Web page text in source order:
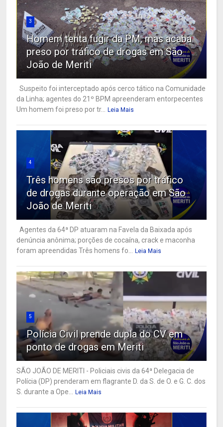
3
Homem tenta fugir da PM, mas acaba
preso por tráfico de drogas em São
João de Meriti
Suspeito foi interceptado após cerco tático na Comunidade
da Linha; agentes do 21º BPM apreenderam entorpecentes
Um homem foi preso por tr... Leia Mais
4
Três homens são presos por tráfico
de drogas durante operação em São
João de Meriti
Agentes da 64ª DP atuaram na Favela da Baixada após
denúncia anônima; porções de cocaína, crack e maconha
foram apreendidas Três homens fo... Leia Mais
5
Polícia Civil prende dupla do CV em
ponto de drogas em Meriti
SÃO JOÃO DE MERITI - Policiais civis da 64ª Delegacia de
Polícia (DP) prenderam em flagrante D. da S. de O. e G. C. dos
S. durante a Ope... Leia Mais